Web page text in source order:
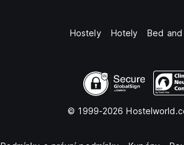
Hostely Hotely Bed
© 1999-2026